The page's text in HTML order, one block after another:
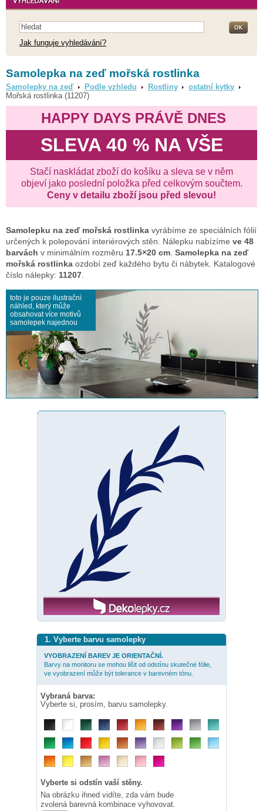
Jak funguje vyhledávání?
Samolepka na zeď mořská rostlinka
Samolepky na zeď Podle vzhledu Rostliny
ostatní kytky
Mořská rostlinka (11207)
HAPPY DAYS PRÁVĚ DNES
SLEVA 40 % NA VŠE
Stačí naskládat zboží do košíku a sleva se v něm
objeví jako poslední položka před celkovým součtem.
Ceny v detailu zboží jsou před slevou!
Samolepku na zeď mořská rostlinka vyrábíme ze speciálních fólií
určených k polepování interiérových stěn. Nálepku nabízíme ve 48
barvách v minimálním rozměru 17.5×20 cm Samolepka na zeď
mořská rostlinka ozdobí zeď každého bytu či nábytek. Katalogové
číslo nálepky: 11207
toto je pouze ilustrační
náhled, který může
obsahovat více motivů
samolepek najednou
1. Vyberte barvu samolepky
VYOBRAZENÍ BAREV JE ORIENTAČNÍ.
Barvy na monitoru se mohou lišit od odstínu skutečné fólie,
ve vyobrazení může být tolerance v barevném tónu.
Vybraná barva:
Vyberte si, prosím, barvu samolepky.
Vyberte si odstín vaší stěny.
Na obrázku ihned vidíte, zda vám bude
zvolená barevná kombinace vyhovovat.